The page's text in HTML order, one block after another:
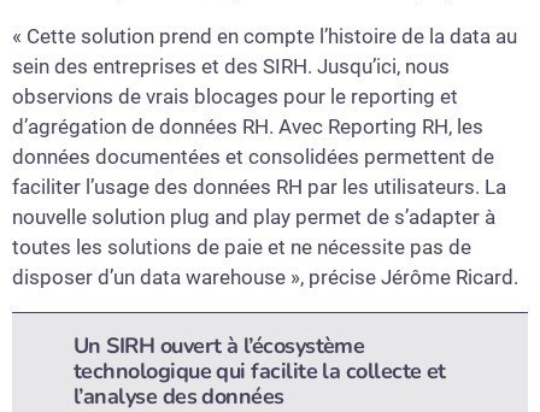
« Cette solution prend en compte l’histoire de la data au
sein des entreprises et des SIRH. Jusqu’ici, nous
observions de vrais blocages pour le reporting et
d’agrégation de données RH. Avec Reporting RH, les
données documentées et consolidées permettent de
faciliter l’usage des données RH par les utilisateurs. La
nouvelle solution plug and play permet de s’adapter à
toutes les solutions de paie et ne nécessite pas de
disposer d’un data warehouse », précise Jérôme Ricard.
Un SIRH ouvert à l’écosystème
technologique qui facilite la collecte et
l’analyse des données